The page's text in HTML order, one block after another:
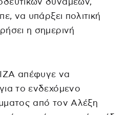
να υπάρξει πολιτική
η σημερινή
απέφυγε να
το ενδεχόμενο
από τον Αλέξη